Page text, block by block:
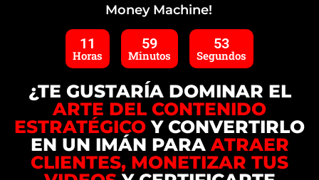
Money Machine!
11
Horas
59
Minutos
52
Segundos
¿TE GUSTARÍA DOMINAR EL
ARTE DEL CONTENIDO
ESTRATÉGICO Y CONVERTIRLO
EN UN IMÁN PARAATRAER
CLIENTES, MONETIZAR TUS